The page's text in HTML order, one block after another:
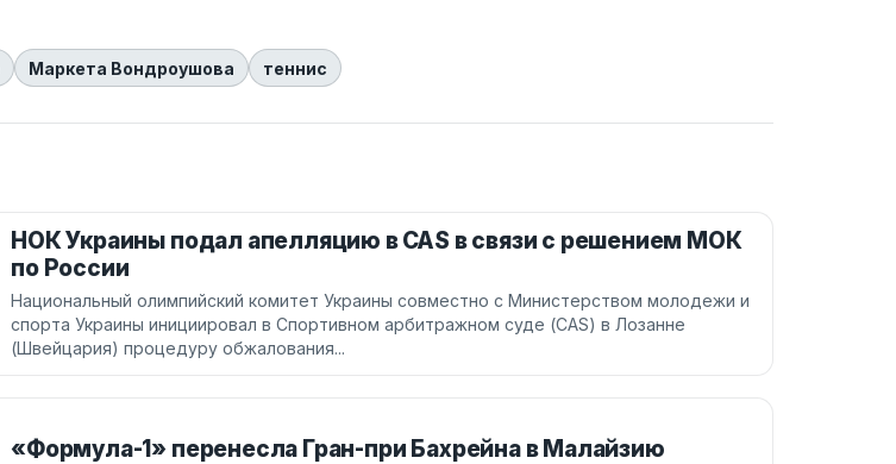
Маркета Вондроушова теннис
НОК Украины подал апелляцию в CAS в связи с решением МОК
по России
Национальный олимпийский комитет Украины совместно с Министерством молодежи и
спорта Украины инициировал в Спортивном арбитражном суде (CAS) в Лозанне
(Швейцария) процедуру обжалования...
«Формула-1» перенесла Гран-при Бахрейна в Малайзию